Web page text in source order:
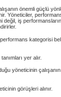
önemli güçlü
Yöneticiler,
değil, iş
kategorisi
yer alır.
yöneticinin
görüşleri alınır.